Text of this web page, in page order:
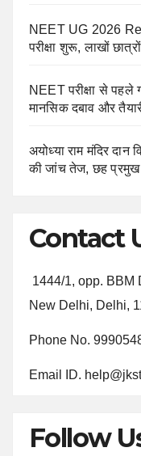
NEET UG 2026 Re-
परीक्षा शुरू, लाखों
NEET परीक्षा से पहले
मानसिक दबाव और
अयोध्या राम मंदिर
की जांच तेज, छह प्रमुख
Contact
1444/1, opp. BBM
New Delhi, Delhi,
Phone No.
Email ID.
Follow